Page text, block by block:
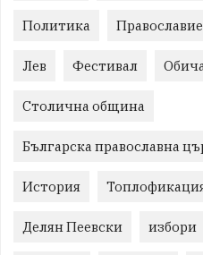
Политика Православие
Лев Фестивал
Столична община
Българска православна
История
Делян Пеевски избори